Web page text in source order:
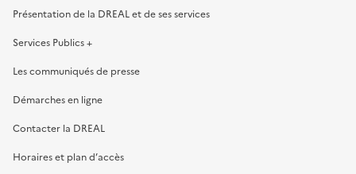
Présentation de la DREAL et de ses services
Services Publics +
Les communiqués de presse
Démarches en ligne
Contacter la DREAL
Horaires et plan d’accès